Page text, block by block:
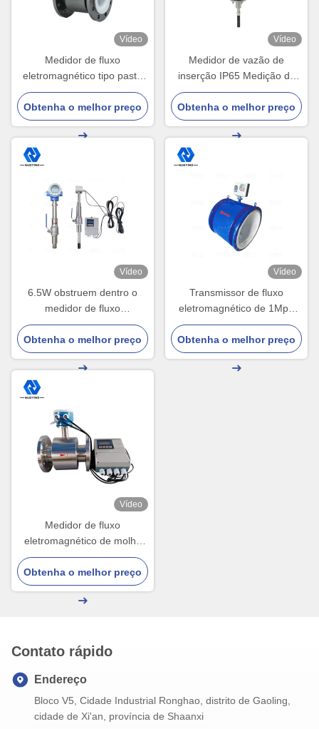
Vídeo
Medidor de fluxo
eletromagnético tipo pasta
24VDC transmissor de fluxo
magnético
Obtenha o melhor preço
Vídeo
Medidor de vazão de
inserção IP65 Medição de
água líquida corrosiva de
cimento
Obtenha o melhor preço
Vídeo
6.5W obstruem dentro o
medidor de fluxo
eletromagnético da ponta de
prova da inserção do
medidor de fluxo 20Ma 300-
3000mm
Obtenha o melhor preço
Vídeo
Transmissor de fluxo
eletromagnético de 1Mpa
2,5Mpa 4Mpa 15mm a
800mm
Obtenha o melhor preço
Vídeo
Medidor de fluxo
eletromagnético de molho
de soja RS485 316L
interruptor de fluxo
eletromagnético
Obtenha o melhor preço
Contato rápido
Endereço
Bloco V5, Cidade Industrial Ronghao, distrito de Gaoling,
cidade de Xi'an, província de Shaanxi